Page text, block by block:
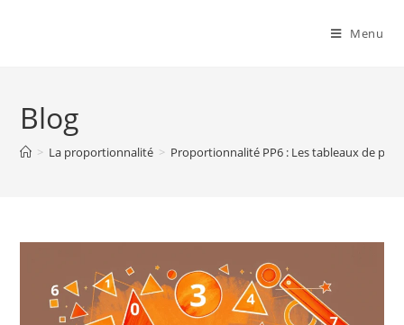
Menu
Blog
> La proportionnalité > Proportionnalité PP6 : Les tableaux de